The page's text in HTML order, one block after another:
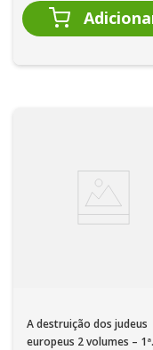
A destruição dos judeus
europeus 2 volumes – 1ª